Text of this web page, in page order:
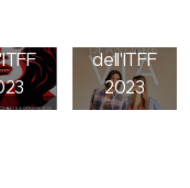
dell'ITFF
2023